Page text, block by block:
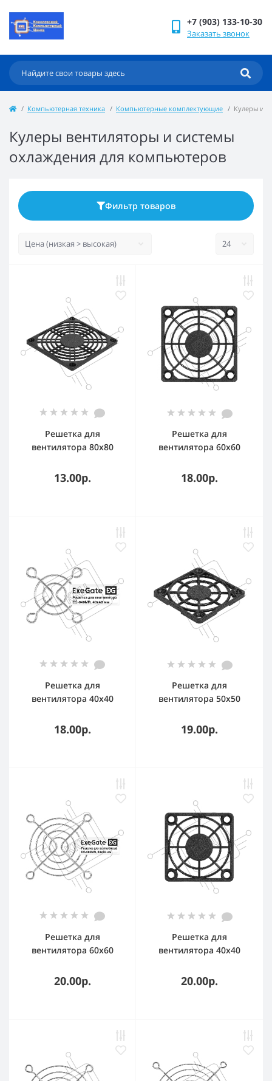
+7 (903) 133-10-30
Заказать звонок
Компьютерная техника Компьютерные комплектующие Кулеры и
Кулеры вентиляторы и системы
охлаждения для компьютеров
Фильтр товаров
Решетка для
вентилятора 80x80
(80x80 мм,
пластиковая,
13.00р.
Решетка для
вентилятора 60x60
(60x60 мм,
пластиковая,
18.00р.
Решетка для
вентилятора 40x40
(40x40 мм,
металлическая,
18.00р.
Решетка для
вентилятора 50х50
(50х50 мм,
пластиковая,
19.00р.
Решетка для
вентилятора 60x60
(60x60 мм,
металлическая,
20.00р.
Решетка для
вентилятора 40x40
(40x40 мм,
пластиковая,
20.00р.